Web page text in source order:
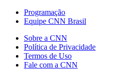
Programação
Equipe CNN Brasil
Sobre a CNN
Política de Privacidade
Termos de Uso
Fale com a CNN